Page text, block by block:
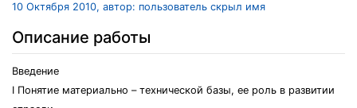
10 Октября 2010, автор: пользователь скрыл имя
Описание работы
Введение
I Понятие материально – технической базы, ее роль в развитии